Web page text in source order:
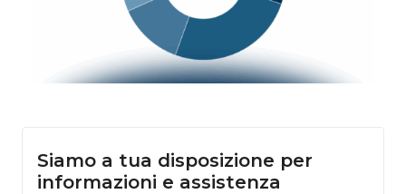
Siamo a tua disposizione per
informazioni e assistenza